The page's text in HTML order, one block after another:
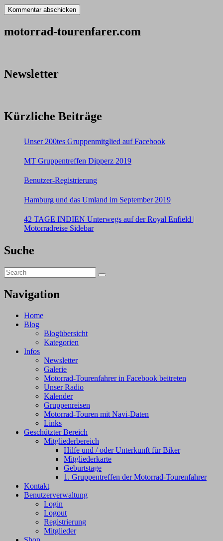
motorrad-tourenfarer.com
Newsletter
Kürzliche Beiträge
Unser 200tes Gruppenmitglied auf Facebook
MT Gruppentreffen Dipperz 2019
Benutzer-Registrierung
Hamburg und das Umland im September 2019
42 TAGE INDIEN Unterwegs auf der Royal Enfield |
Motorradreise Sidebar
Suche
Search
for:
Search
Navigation
Home
Blog
Blogübersicht
Kategorien
Infos
Newsletter
Galerie
Motorrad-Tourenfahrer in Facebook beitreten
Unser Radio
Kalender
Gruppenreisen
Motorrad-Touren mit Navi-Daten
Links
Geschützter Bereich
Mitgliederbereich
Hilfe und / oder Unterkunft für Biker
Mitgliederkarte
Geburtstage
1. Gruppentreffen der Motorrad-Tourenfahrer
Kontakt
Benutzerverwaltung
Login
Logout
Registrierung
Mitglieder